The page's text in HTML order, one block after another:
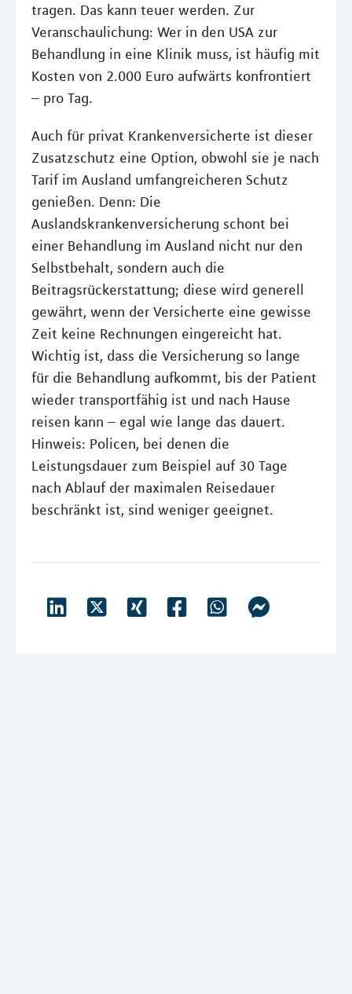
tragen. Das kann teuer werden. Zur
Veranschaulichung: Wer in den USA zur
Behandlung in eine Klinik muss, ist häufig mit
Kosten von 2.000 Euro aufwärts konfrontiert
– pro Tag.
Auch für privat Krankenversicherte ist dieser
Zusatzschutz eine Option, obwohl sie je nach
Tarif im Ausland umfangreicheren Schutz
genießen. Denn: Die
Auslandskrankenversicherung schont bei
einer Behandlung im Ausland nicht nur den
Selbstbehalt, sondern auch die
Beitragsrückerstattung; diese wird generell
gewährt, wenn der Versicherte eine gewisse
Zeit keine Rechnungen eingereicht hat.
Wichtig ist, dass die Versicherung so lange
für die Behandlung aufkommt, bis der Patient
wieder transportfähig ist und nach Hause
reisen kann – egal wie lange das dauert.
Hinweis: Policen, bei denen die
Leistungsdauer zum Beispiel auf 30 Tage
nach Ablauf der maximalen Reisedauer
beschränkt ist, sind weniger geeignet.